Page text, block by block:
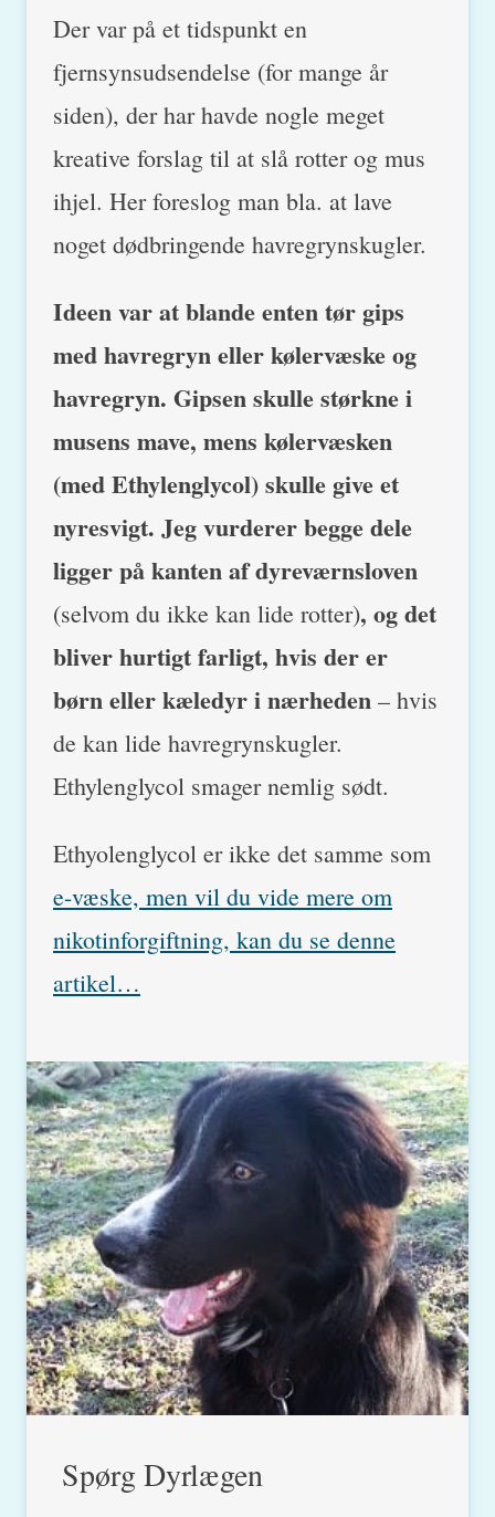
Der var på et tidspunkt en
fjernsynsudsendelse (for mange år
siden), der har havde nogle meget
kreative forslag til at slå rotter og mus
ihjel. Her foreslog man bla. at lave
noget dødbringende havregrynskugler.
Ideen var at blande enten tør gips
med havregryn eller kølervæske og
havregryn. Gipsen skulle størkne i
musens mave, mens kølervæsken
(med Ethylenglycol) skulle give et
nyresvigt. Jeg vurderer begge dele
ligger på kanten af dyreværnsloven
(selvom du ikke kan lide rotter), og det
bliver hurtigt farligt, hvis der er
børn eller kæledyr i nærheden – hvis
de kan lide havregrynskugler.
Ethylenglycol smager nemlig sødt.
Ethyolenglycol er ikke det samme som
e-væske, men vil du vide mere om
nikotinforgiftning, kan du se denne
artikel…
Spørg Dyrlægen